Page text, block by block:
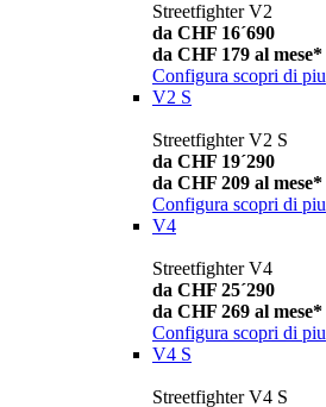
Streetfighter V2
da CHF 16´690
da CHF 179 al mese*
Configura scopri di piu
V2 S
Streetfighter V2 S
da CHF 19´290
da CHF 209 al mese*
Configura scopri di piu
V4
Streetfighter V4
da CHF 25´290
da CHF 269 al mese*
Configura scopri di piu
V4 S
Streetfighter V4 S